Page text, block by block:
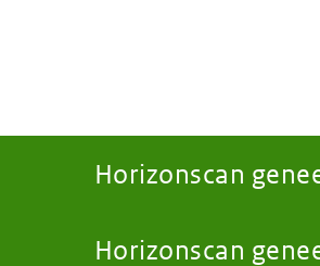
Horizonscan
You
Horizonscan